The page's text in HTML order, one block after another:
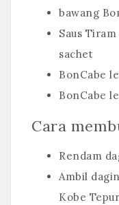
bawang
Saus
sachet
BonCabe
BonCabe
Cara
Rendam
Ambil
Kobe